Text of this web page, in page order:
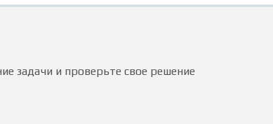
задачи и проверьте свое решение